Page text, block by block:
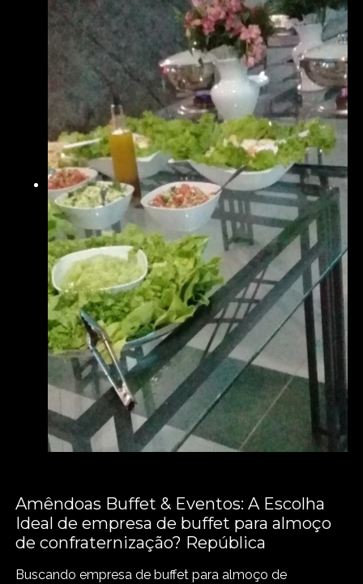
Amêndoas Buffet & Eventos: A Escolha
Ideal de empresa de buffet para almoço
de confraternização? República
Buscando empresa de buffet para almoço de